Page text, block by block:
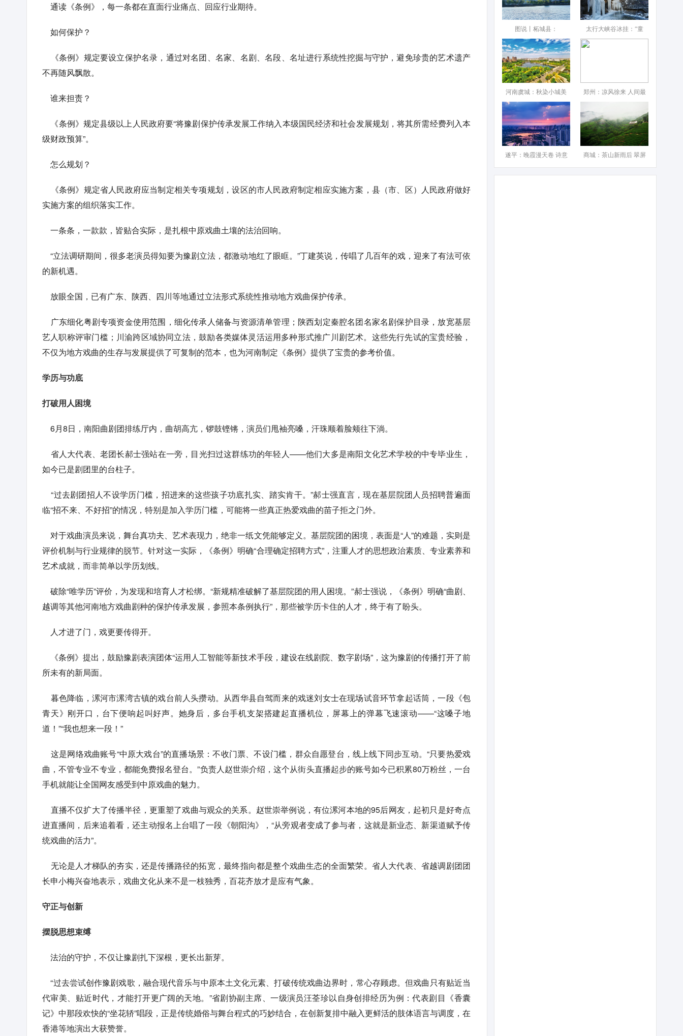
通读《条例》，每一条都在直面行业痛点、回应行业期待。
如何保护？
《条例》规定要设立保护名录，通过对名团、名家、名剧、名段、名址进行系统性挖掘与守护，避免珍贵的艺术遗产
不再随风飘散。
谁来担责？
《条例》规定县级以上人民政府要“将豫剧保护传承发展工作纳入本级国民经济和社会发展规划，将其所需经费列入本
级财政预算”。
怎么规划？
《条例》规定省人民政府应当制定相关专项规划，设区的市人民政府制定相应实施方案，县（市、区）人民政府做好
实施方案的组织落实工作。
一条条，一款款，皆贴合实际，是扎根中原戏曲土壤的法治回响。
“立法调研期间，很多老演员得知要为豫剧立法，都激动地红了眼眶。”丁建英说，传唱了几百年的戏，迎来了有法可依
的新机遇。
放眼全国，已有广东、陕西、四川等地通过立法形式系统性推动地方戏曲保护传承。
广东细化粤剧专项资金使用范围，细化传承人储备与资源清单管理；陕西划定秦腔名团名家名剧保护目录，放宽基层
艺人职称评审门槛；川渝跨区域协同立法，鼓励各类媒体灵活运用多种形式推广川剧艺术。这些先行先试的宝贵经验，
不仅为地方戏曲的生存与发展提供了可复制的范本，也为河南制定《条例》提供了宝贵的参考价值。
学历与功底
打破用人困境
6月8日，南阳曲剧团排练厅内，曲胡高亢，锣鼓铿锵，演员们甩袖亮嗓，汗珠顺着脸颊往下淌。
省人大代表、老团长郝士强站在一旁，目光扫过这群练功的年轻人——他们大多是南阳文化艺术学校的中专毕业生，
如今已是剧团里的台柱子。
“过去剧团招人不设学历门槛，招进来的这些孩子功底扎实、踏实肯干。”郝士强直言，现在基层院团人员招聘普遍面
临“招不来、不好招”的情况，特别是加入学历门槛，可能将一些真正热爱戏曲的苗子拒之门外。
对于戏曲演员来说，舞台真功夫、艺术表现力，绝非一纸文凭能够定义。基层院团的困境，表面是“人”的难题，实则是
评价机制与行业规律的脱节。针对这一实际，《条例》明确“合理确定招聘方式”，注重人才的思想政治素质、专业素养和
艺术成就，而非简单以学历划线。
破除“唯学历”评价，为发现和培育人才松绑。“新规精准破解了基层院团的用人困境。”郝士强说，《条例》明确“曲剧、
越调等其他河南地方戏曲剧种的保护传承发展，参照本条例执行”，那些被学历卡住的人才，终于有了盼头。
人才进了门，戏更要传得开。
《条例》提出，鼓励豫剧表演团体“运用人工智能等新技术手段，建设在线剧院、数字剧场”，这为豫剧的传播打开了前
所未有的新局面。
暮色降临，漯河市漯湾古镇的戏台前人头攒动。从西华县自驾而来的戏迷刘女士在现场试音环节拿起话筒，一段《包
青天》刚开口，台下便响起叫好声。她身后，多台手机支架搭建起直播机位，屏幕上的弹幕飞速滚动——“这嗓子地
道！”“我也想来一段！”
这是网络戏曲账号“中原大戏台”的直播场景：不收门票、不设门槛，群众自愿登台，线上线下同步互动。“只要热爱戏
曲，不管专业不专业，都能免费报名登台。”负责人赵世崇介绍，这个从街头直播起步的账号如今已积累80万粉丝，一台
手机就能让全国网友感受到中原戏曲的魅力。
直播不仅扩大了传播半径，更重塑了戏曲与观众的关系。赵世崇举例说，有位漯河本地的95后网友，起初只是好奇点
进直播间，后来追着看，还主动报名上台唱了一段《朝阳沟》，“从旁观者变成了参与者，这就是新业态、新渠道赋予传
统戏曲的活力”。
无论是人才梯队的夯实，还是传播路径的拓宽，最终指向都是整个戏曲生态的全面繁荣。省人大代表、省越调剧团团
长申小梅兴奋地表示，戏曲文化从来不是一枝独秀，百花齐放才是应有气象。
守正与创新
摆脱思想束缚
法治的守护，不仅让豫剧扎下深根，更长出新芽。
“过去尝试创作豫剧戏歌，融合现代音乐与中原本土文化元素、打破传统戏曲边界时，常心存顾虑。但戏曲只有贴近当
代审美、贴近时代，才能打开更广阔的天地。”省剧协副主席、一级演员汪荃珍以自身创排经历为例：代表剧目《香囊
记》中那段欢快的“坐花轿”唱段，正是传统婚俗与舞台程式的巧妙结合，在创新复排中融入更鲜活的肢体语言与调度，在
香港等地演出大获赞誉。
图说丨柘城县：‌ 太行大峡谷冰挂：“童
河南虞城：秋染小城美 郑州：凉风徐来 人间最
遂平：晚霞漫天卷 诗意 商城：茶山新雨后 翠屏